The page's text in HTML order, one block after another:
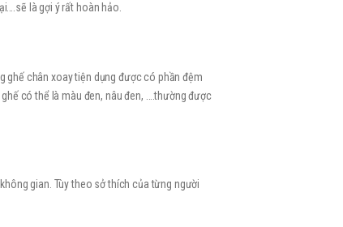
là gợi ý rất hoàn hảo.
ghế chân xoay tiện dụng được có phần đệm
có thể là màu đen, nâu đen, ….thường được
gian. Tùy theo sở thích của từng người